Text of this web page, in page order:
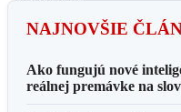
NAJNOVŠIE
Ako fungujú nové
reálnej premávke na